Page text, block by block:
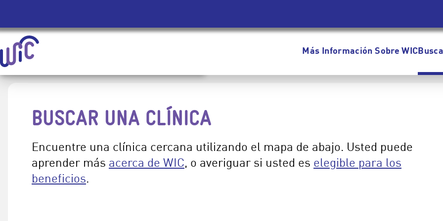
Saltar Navegación Al Contenido Principal
Homepage | Mujeres, Infantes y Niños (WIC)
Más Información Sobre WIC
BUSCAR UNA CLÍNICA
Encuentre una clínica cercana utilizando el mapa de abajo. Usted puede
aprender más acerca de WIC, o averiguar si usted es elegible para los
beneficios.